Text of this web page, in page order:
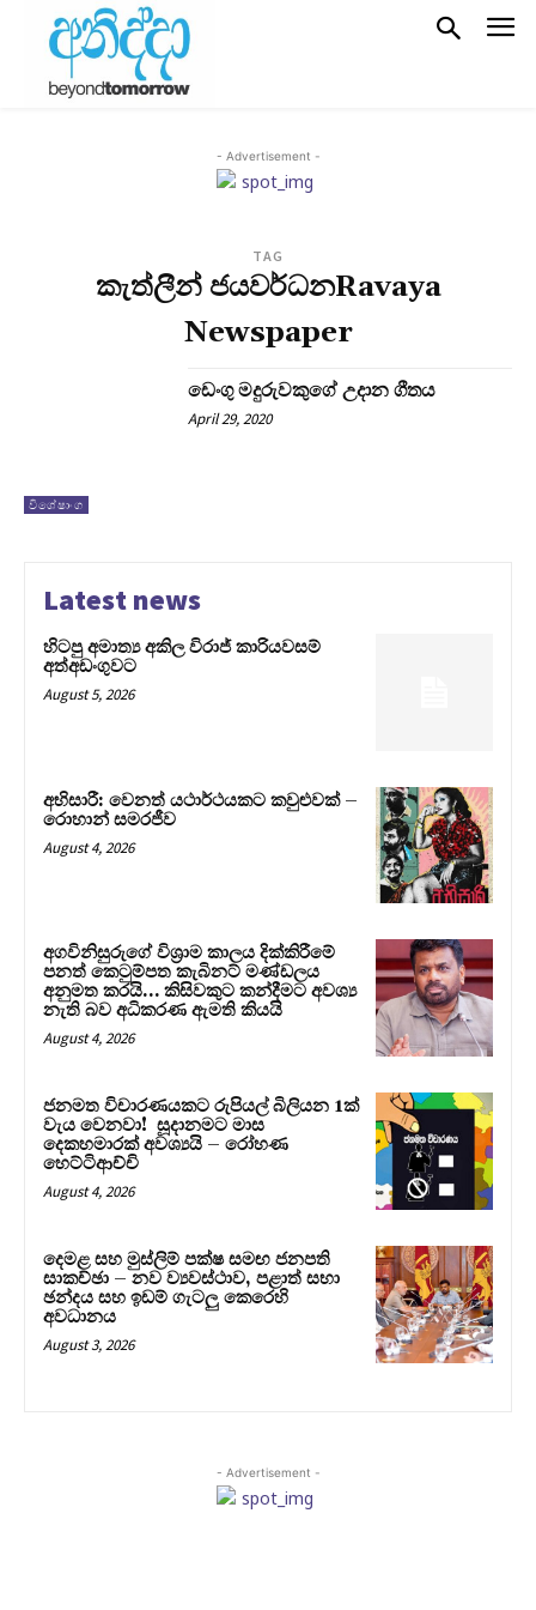
- Advertisement -
TAG
කැත්ලීන් ජයවර්ධනRavaya
Newspaper
විශේෂාංග
ඩෙංගු මදුරුවකුගේ උදාන ගීතය
April 29, 2020
Latest news
හිටපු අමාත්‍ය අකිල විරාජ් කාරියවසම්
අත්අඩංගුවට
August 5, 2026
අභිසාරී: වෙනත් යථාර්ථයකට කවුළුවක් –
රොහාන් සමරජීව
August 4, 2026
අගවිනිසුරුගේ විශ්‍රාම කාලය දික්කිරීමේ
පනත් කෙටුම්පත කැබිනට් මණ්ඩලය
අනුමත කරයි… කිසිවකුට කන්දීමට අවශ්‍ය
නැති බව අධිකරණ ඇමති කියයි
August 4, 2026
ජනමත විචාරණයකට රුපියල් බිලියන 1ක්
වැය වෙනවා! සූදානමට මාස
දෙකහමාරක් අවශ්‍යයි – රෝහණ
හෙට්ටිආච්චි
August 4, 2026
දෙමළ සහ මුස්ලිම් පක්ෂ සමඟ ජනපති
සාකච්ඡා – නව ව්‍යවස්ථාව, පළාත් සභා
ඡන්දය සහ ඉඩම් ගැටලු කෙරෙහි
අවධානය
August 3, 2026
- Advertisement -